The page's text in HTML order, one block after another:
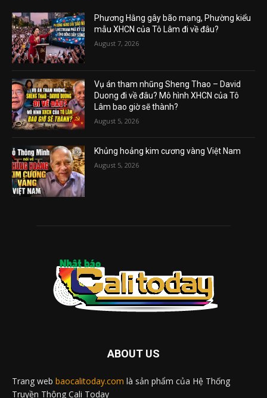
Phương Hằng gây bão mạng, Phường kiểu
mẫu XHCN của Tô Lâm đi về đâu?
August 7, 2026
Vụ án tham nhũng Sheng Thao – David
Duong đi về đâu? Mô hình XHCN của Tô
Lâm bao giờ sẽ thành?
August 5, 2026
Khủng hoảng kim cương vàng Việt Nam
August 5, 2026
ABOUT US
Trang web baocalitoday.com là sản phẩm của Hệ Thống
Truyền Thông Cali Today